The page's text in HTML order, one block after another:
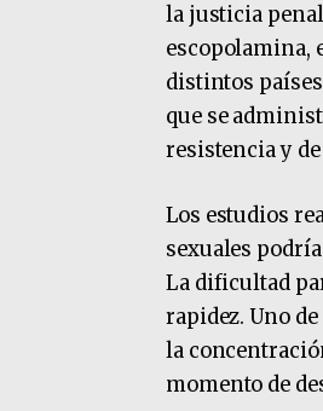
la justicia
escopolamina,
distintos
que se
resistencia y
Los estudios
sexuales
La dificultad
rapidez. Uno
la
momento de